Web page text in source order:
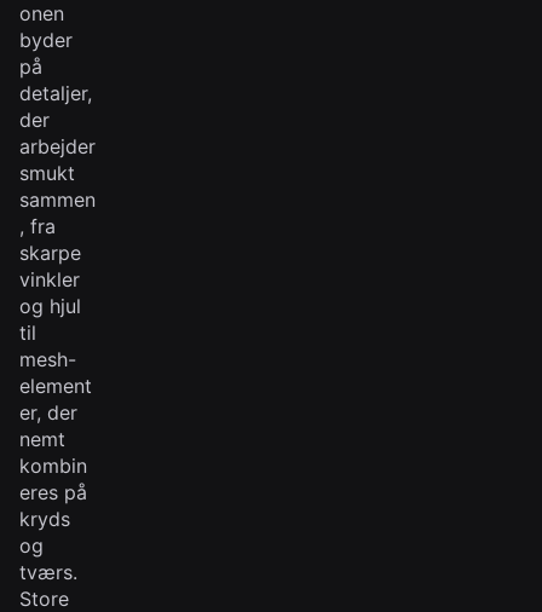
onen
byder
på
detaljer,
der
arbejder
smukt
sammen
, fra
skarpe
vinkler
og hjul
til
mesh-
element
er, der
nemt
kombin
eres på
kryds
og
tværs.
Store